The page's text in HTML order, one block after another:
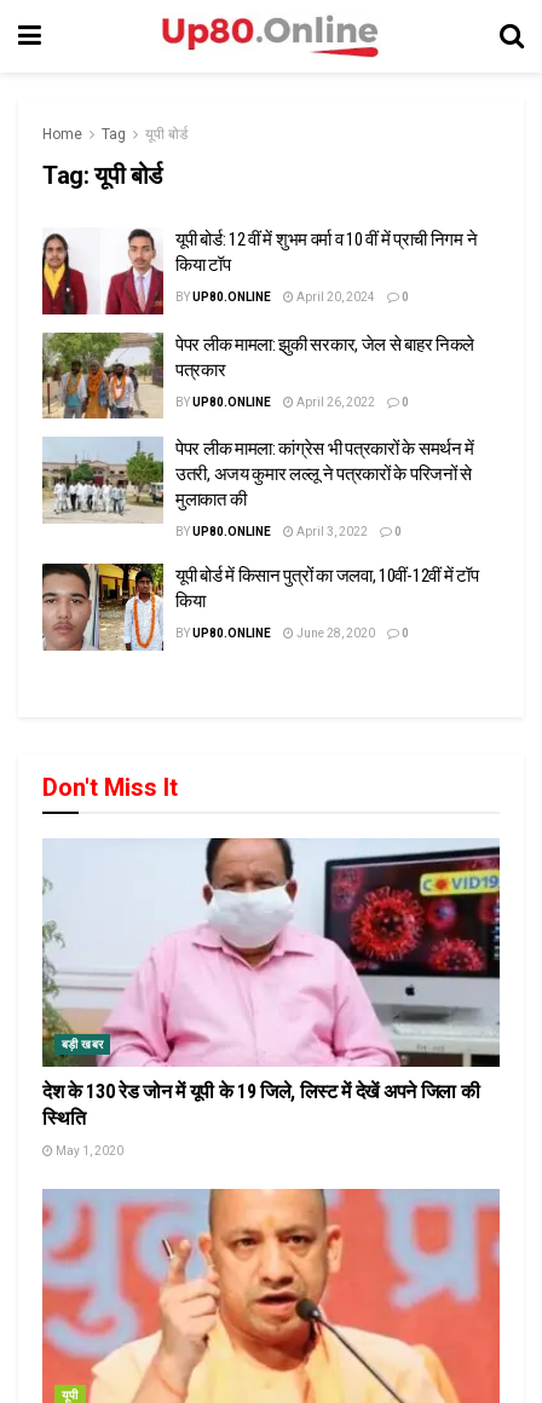
Home Tag यूपी बोर्ड
Tag:यूपी बोर्ड
यूपी बोर्ड: 12 वीं में शुभम वर्मा व 10 वीं में प्राची निगम ने
किया टॉप
BYUP80.ONLINE April 20, 2024 0
पेपर लीक मामला: झुकी सरकार, जेल से बाहर निकले
पत्रकार
BYUP80.ONLINE April 26, 2022 0
पेपर लीक मामला: कांग्रेस भी पत्रकारों के समर्थन में
उतरी, अजय कुमार लल्लू ने पत्रकारों के परिजनों से
मुलाकात की
BYUP80.ONLINE April 3, 2022 0
यूपी बोर्ड में किसान पुत्रों का जलवा, 10वीं-12वीं में टॉप
किया
BYUP80.ONLINE June 28, 2020 0
Don't Miss It
बड़ी खबर
देश के 130 रेड जोन में यूपी के 19 जिले, लिस्ट में देखें अपने जिला की
स्थिति
May 1, 2020
यूपी